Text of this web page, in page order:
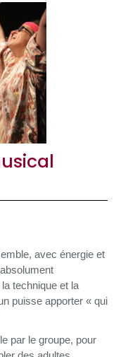
avec énergie et
technique et la
puisse apporter « qui
par le groupe, pour